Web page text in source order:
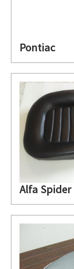
Pontiac
Alfa Spider